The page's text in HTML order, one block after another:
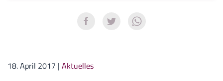
18. April 2017 | Aktuelles